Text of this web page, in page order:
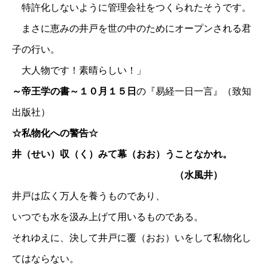
特許化しないように管理会社をつくられたそうです。
まさに恵みの井戸を世の中のためにオープンされる君
子の行い。
大人物です！素晴らしい！」
～帝王学の書～１０月１５日 の『易経一日一言』（致知
出版社）
☆私物化への警告☆
井（せい）収（く）みて幕（おお）うことなかれ。
（水風井）
井戸は広く万人を養うものであり、
いつでも水を汲み上げて用いるものである。
それゆえに、決して井戸に覆（おお）いをして私物化し
てはならない。